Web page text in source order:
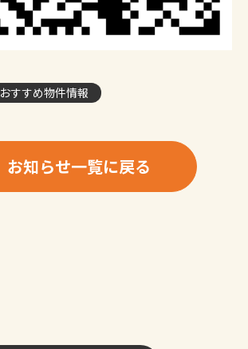
おすすめ物件情報
お知らせ一覧に戻る